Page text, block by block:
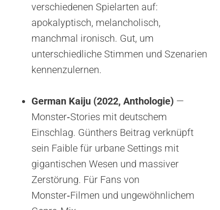
verschiedenen Spielarten auf:
apokalyptisch, melancholisch,
manchmal ironisch. Gut, um
unterschiedliche Stimmen und Szenarien
kennenzulernen.
German Kaiju (2022, Anthologie) —
Monster‑Stories mit deutschem
Einschlag. Günthers Beitrag verknüpft
sein Faible für urbane Settings mit
gigantischen Wesen und massiver
Zerstörung. Für Fans von
Monster‑Filmen und ungewöhnlichem